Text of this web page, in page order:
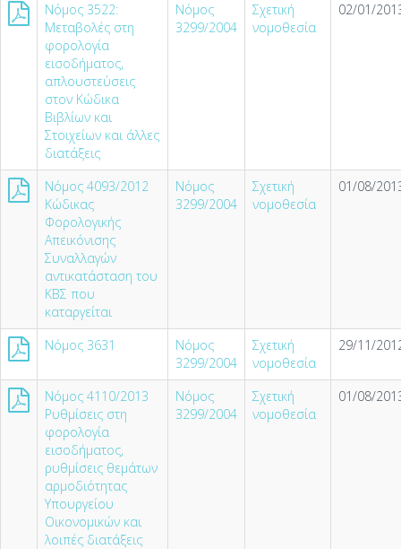
Νόμος 3522:
Μεταβολές στη
φορολογία
εισοδήματος,
απλουστεύσεις
στον Κώδικα
Βιβλίων και
Στοιχείων και άλλες
διατάξεις
Νόμος
3299/2004
Σχετική
νομοθεσία
02/01/
Νόμος 4093/2012
Κώδικας
Φορολογικής
Απεικόνισης
Συναλλαγών
αντικατάσταση του
ΚΒΣ που
καταργείται
Νόμος
3299/2004
Σχετική
νομοθεσία
01/08/
Νόμος 3631
Νόμος
3299/2004
Σχετική
νομοθεσία
29/11/
Νόμος 4110/2013
Ρυθμίσεις στη
φορολογία
εισοδήματος,
ρυθμίσεις θεμάτων
αρμοδιότητας
Υπουργείου
Οικονομικών και
λοιπές διατάξεις
Νόμος
3299/2004
Σχετική
νομοθεσία
01/08/